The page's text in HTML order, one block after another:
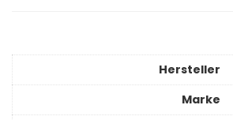
Hersteller
Marke